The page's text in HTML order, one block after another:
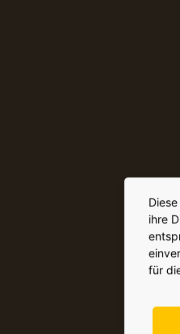
ihre
für